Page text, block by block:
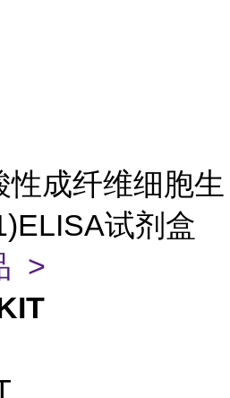
性成纤维细胞生
试剂盒
>